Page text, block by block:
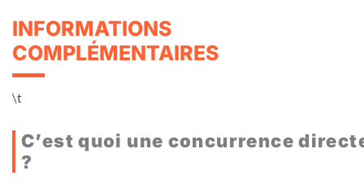
INFORMATIONS
COMPLÉMENTAIRES
\t
C’est quoi une concurrence
?